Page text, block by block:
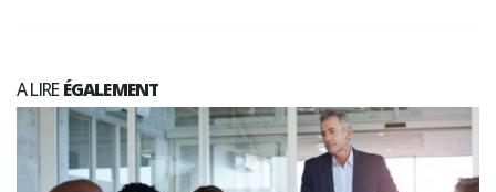
A LIREÉGALEMENT